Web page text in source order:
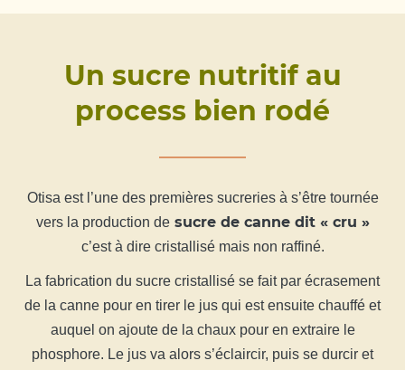
Un sucre nutritif au
process bien rodé
Otisa est l’une des premières sucreries à s’être tournée
vers la production desucre de canne dit « cru »
c’est à dire cristallisé mais non raffiné.
La fabrication du sucre cristallisé se fait par écrasement
de la canne pour en tirer le jus qui est ensuite chauffé et
auquel on ajoute de la chaux pour en extraire le
phosphore. Le jus va alors s’éclaircir, puis se durcir et